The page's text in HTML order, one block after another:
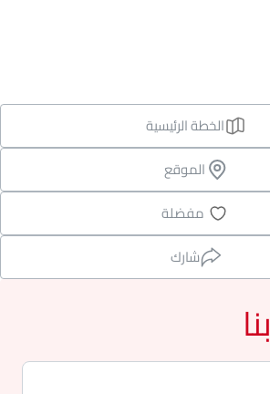
الخطة الرئيسية
الموقع
مفضلة
شارك
بنا